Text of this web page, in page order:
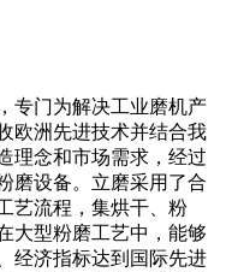
专门为解决工业磨机产
欧洲先进技术并结合我
理念和市场需求，经过
磨设备。立磨采用了合
艺流程，集烘干、粉
大型粉磨工艺中，能够
经济指标达到国际先进